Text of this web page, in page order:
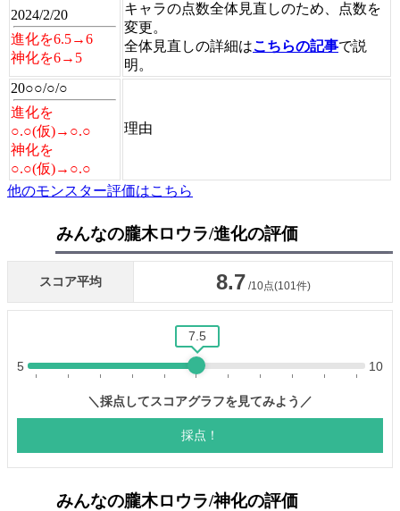
2024/2/20
進化を6.5→6
神化を6→5
キャラの点数全体見直しのため、点数を
変更。
全体見直しの詳細はこちらの記事で説
明。
20○○/○/○
進化を
○.○(仮)→○.○
神化を
○.○(仮)→○.○
理由
他のモンスター評価はこちら
みんなの朧木ロウラ/進化の評価
みんなの朧木ロウラ/神化の評価